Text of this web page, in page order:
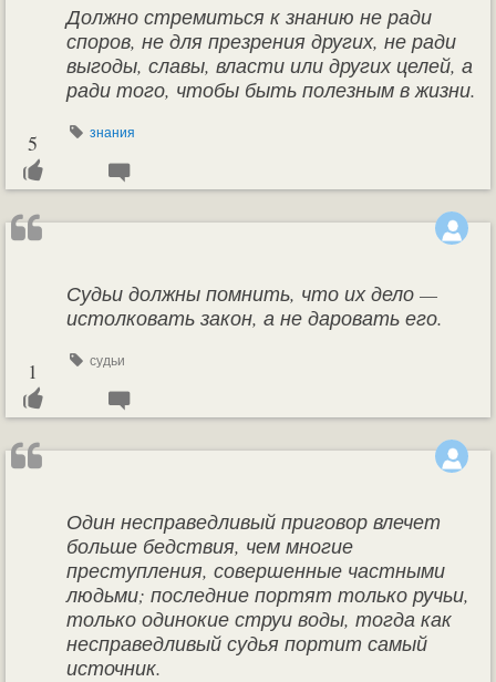
Должно стремиться к знанию не ради
споров, не для презрения других, не ради
выгоды, славы, власти или других целей, а
ради того, чтобы быть полезным в жизни.
знания
5
Судьи должны помнить, что их дело —
истолковать закон, а не даровать его.
судьи
1
Один несправедливый приговор влечет
больше бедствия, чем многие
преступления, совершенные частными
людьми; последние портят только ручьи,
только одинокие струи воды, тогда как
несправедливый судья портит самый
источник.